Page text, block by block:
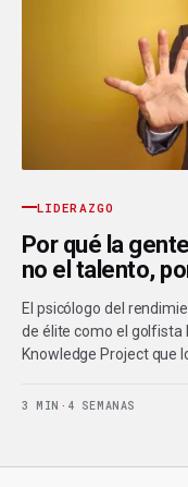
LIDERAZGO
Por qué la
no el talento,
El psicólogo del
de élite como el golfista
Knowledge Project que
3 MIN · 4 SEMANAS